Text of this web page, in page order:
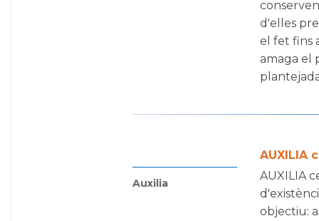
d'elles
el fet fins
amaga el
AUXILIA
Auxilia
AUXILIA
objectiu: